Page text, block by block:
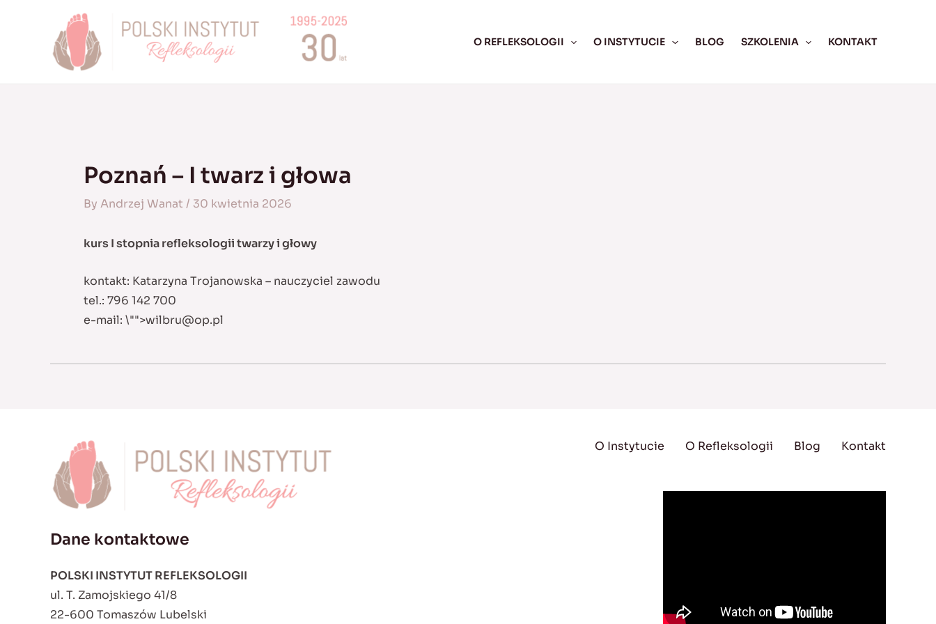
O REFLEKSOLOGII O INSTYTUCIE BLOG SZKOLENIA KONTAKT
Poznań – I twarz i głowa
By Andrzej Wanat / 30 kwietnia 2026
kurs I stopnia refleksologii twarzy i głowy
kontakt: Katarzyna Trojanowska – nauczyciel zawodu
tel.: 796 142 700
e-mail: \"">wilbru@op.pl
Dane kontaktowe
POLSKI INSTYTUT REFLEKSOLOGII
ul. T. Zamojskiego 41/8
22-600 Tomaszów Lubelski
O Instytucie O Refleksologii Blog Kontakt